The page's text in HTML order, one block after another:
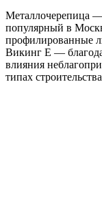
E
RAL7024
серый
графит
0,50сталь
Металлочерепица
популярный в
профилированные
Викинг Е —
влияния
типах